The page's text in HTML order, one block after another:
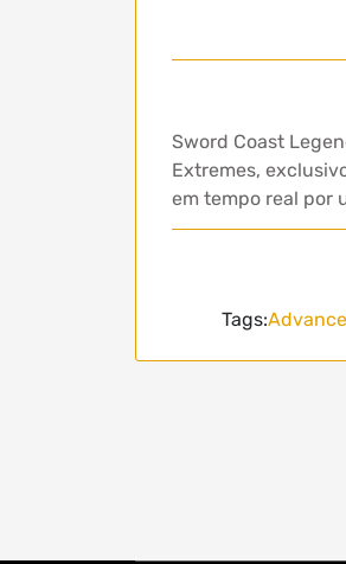
Sword Coast
Extremes,
em tempo real por
Tags: